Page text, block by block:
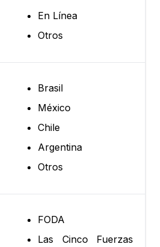
En Línea
Otros
Brasil
México
Chile
Argentina
Otros
FODA
Las Cinco Fuerzas